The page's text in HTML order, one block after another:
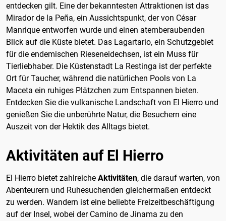
entdecken gilt. Eine der bekanntesten Attraktionen ist das
Mirador de la Peña, ein Aussichtspunkt, der von César
Manrique entworfen wurde und einen atemberaubenden
Blick auf die Küste bietet. Das Lagartario, ein Schutzgebiet
für die endemischen Rieseneidechsen, ist ein Muss für
Tierliebhaber. Die Küstenstadt La Restinga ist der perfekte
Ort für Taucher, während die natürlichen Pools von La
Maceta ein ruhiges Plätzchen zum Entspannen bieten.
Entdecken Sie die vulkanische Landschaft von El Hierro und
genießen Sie die unberührte Natur, die Besuchern eine
Auszeit von der Hektik des Alltags bietet.
Aktivitäten auf El Hierro
El Hierro bietet zahlreiche Aktivitäten, die darauf warten, von
Abenteurern und Ruhesuchenden gleichermaßen entdeckt
zu werden. Wandern ist eine beliebte Freizeitbeschäftigung
auf der Insel, wobei der Camino de Jinama zu den